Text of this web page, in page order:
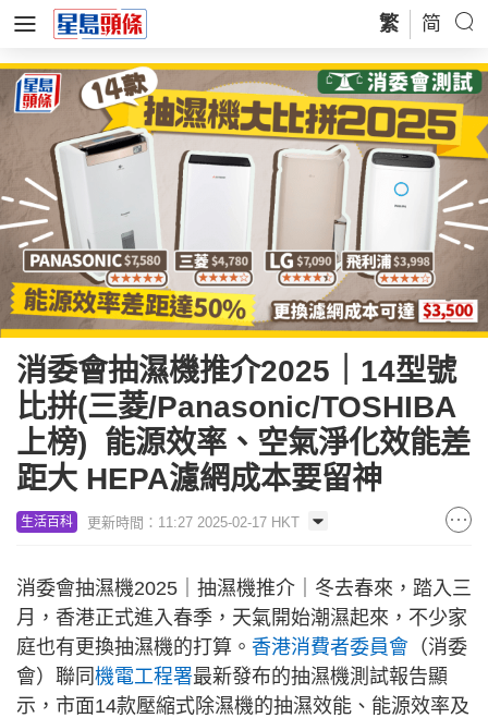
繁 简
消委會抽濕機推介2025｜14型號
比拼(三菱/Panasonic/TOSHIBA
上榜) 能源效率、空氣淨化效能差
距大 HEPA濾網成本要留神
生活百科 更新時間：11:27 2025-02-17 HKT
消委會抽濕機2025｜抽濕機推介｜冬去春來，踏入三
月，香港正式進入春季，天氣開始潮濕起來，不少家
庭也有更換抽濕機的打算。 香港消費者委員會 （消委
會）聯同 機電工程署最新發布的抽濕機測試報告顯
示，市面14款壓縮式除濕機的抽濕效能、能源效率及